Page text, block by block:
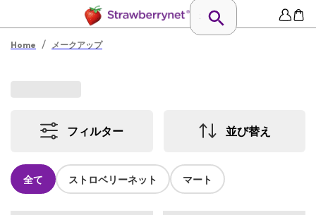
Home / メークアップ
フィルター 並び替え
全て ストロベリーネット マート